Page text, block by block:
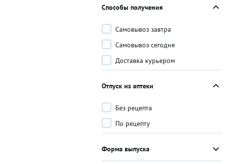
Способы получения
Самовывоз завтра
Самовывоз сегодня
Доставка курьером
Отпуск из аптеки
Без рецепта
По рецепту
Форма выпуска